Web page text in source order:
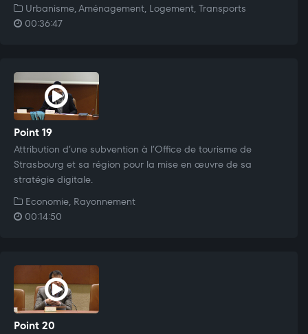
Urbanisme, Aménagement, Logement, Transports
00:36:47
Point 19
Attribution d’une subvention à l’Office de tourisme de
Strasbourg et sa région pour la mise en œuvre de sa
stratégie digitale.
Economie, Rayonnement
00:14:50
Point 20